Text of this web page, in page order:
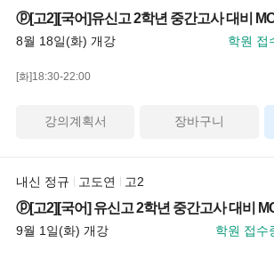
ⓟ[고2][국어]유신고 2학년 중간고사 대비
8월 18일(화) 개강 학원 접
[화]18:30-22:00
강의계획서 장바구니
내신 정규 고도연 고2
ⓟ[고2][국어] 유신고 2학년 중간고사 대비
9월 1일(화) 개강 학원 접수